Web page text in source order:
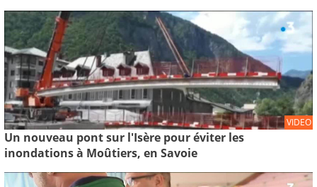
VIDEO
Un nouveau pont sur l'Isère pour éviter les
inondations à Moûtiers, en Savoie